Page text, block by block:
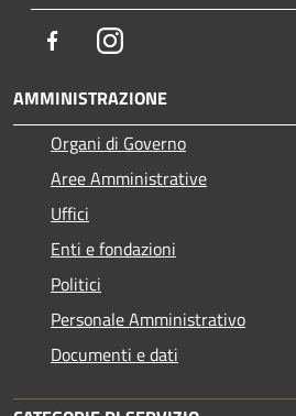
FacebookInstagram
AMMINISTRAZIONE
Organi di Governo
Aree Amministrative
Uffici
Enti e fondazioni
Politici
Personale Amministrativo
Documenti e dati